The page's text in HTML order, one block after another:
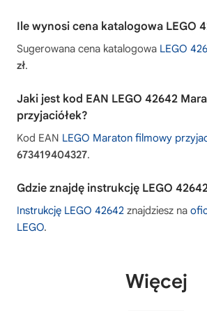
Ile wynosi cena katalogowa LEGO
Sugerowana cena katalogowa LEGO
zł.
Jaki jest kod EAN LEGO 42642
przyjaciółek?
Kod EAN LEGO Maraton filmowy
673419404327.
Gdzie znajdę instrukcję LEGO
Instrukcję LEGO 42642 znajdziesz na
LEGO.
Więcej